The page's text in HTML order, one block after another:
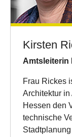
Kirsten
Amtsleiterin
Frau Rickes
Architektur
Hessen den
technische